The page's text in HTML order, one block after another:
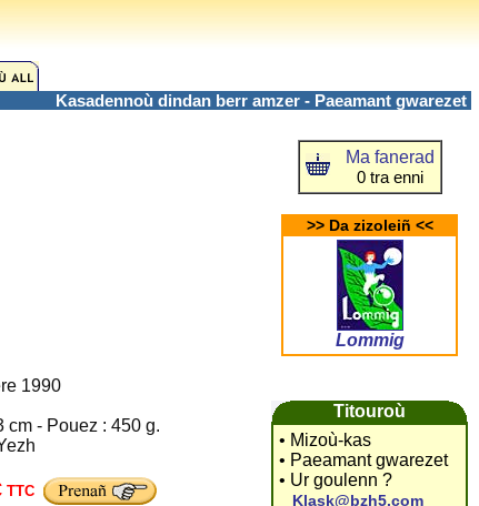
Kasadennoù dindan berr amzer - Paeamant gwarezet
1990
cm - Pouez : 450 g.
TTC
Ma fanerad
0 tra enni
>> Da zizoleiñ <<
Lommig
Titouroù
• Mizoù-kas
• Paeamant gwarezet
• Ur goulenn ?
Klask@bzh5.com